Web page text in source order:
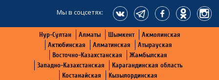
Мы в соцсетях:
Нур-Султан Алматы Шымкент
Акмолинская
Актюбинская
Алматинская
Атырауская
Восточно-Казахстанская
Жамбылская
Западно-Казахстанская
Карагандинская область
Костанайская
Кызылординская